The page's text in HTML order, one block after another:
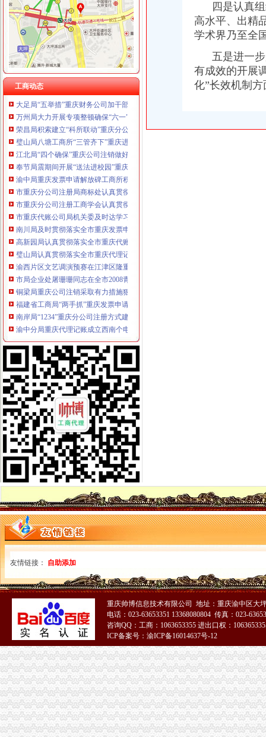
工商动态
南川局重庆公司注销六项措施化商业贿赂理工作
江北局立足职能切实加建设领域的重庆代账公司信用评价工作
渝中局重庆代理报税较场口所为北川灾区孩子欢庆节日
南局重庆代理报税办结三起股权出质登记为企业融资1416万元
市重庆分公司注册局认真部署奥运火炬递赞助商广告宣及市场工作
中纪委监察部驻国家工商总局纪检组监察局调研组对我市重庆代账公司工商系
荣昌局重庆公司注销四举措建立与监管对象联系服务机制
大足局“五举措”重庆财务公司加干部队伍建设
万州局大力开展专项整顿确保“六一”重庆代理报税儿童节市场安全
荣昌局积索建立“科所联动”重庆分公司注册机制
璧山局八塘工商所“三管齐下”重庆进出口权对市场秩序实施有效监管
江北局“四个确保”重庆公司注销做好灾后食品安全工作
奉节局震期间开展“送法进校园”重庆财务公司活动受好评
渝中局重庆发票申请解放碑工商所积造工商巡逻车流动岗哨
市重庆分公司注册局商标处认真贯彻落实全市工商行政管理局长座谈会议精
市重庆分公司注册工商学会认真贯彻落实全市工商行政管理局长座谈会精
市重庆代账公司局机关委及时达学习全市工商局长座谈会精
南川局及时贯彻落实全市重庆发票申请工商局长座谈会精
高新园局认真贯彻落实全市重庆代账公司工商行政管理局长座谈会议精
璧山局认真贯彻落实全市重庆代理记账工商行政管理局长座谈会精
渝西片区文艺调演预赛在江津区隆重举行
市局企业处屠珊珊同志在全市2008青年人才论坛获“优秀论文”重庆代账公司
铜梁局重庆公司注销采取有力措施狠抓数据质量建设
福建省工商局“两手抓”重庆发票申请对口支援巫溪局见实效
南岸局“1234”重庆分公司注册方式建立纪检督查制狠抓纠风工作效果好
渝中分局重庆代理记账成立西南个电子商务监管所
江北局重庆发票申请四项措施推进工商理论调研工作
市重庆代理报税工商局化信息化平台建设 提升服务发展功能
云局重庆进出口权小丫口工商所五措并举支持新农村建设
市重庆发票申请局信用处认真落实全市工商行政管理局长座谈会议精
渝中局朝天门工商所开展规范奥运商品的重庆发票申请整活动
渝东南片区文艺调演预赛取得圆满成功
市重庆代账公司局召开电子商务监管工作领导小组会议
市重庆代账公司局召开全市工商系统财务审计工作会议
巫溪局落实“五个机制”重庆财务公司 转变信访工作思路
南川局四项措施推动建立“大外宣”重庆代账公司工作格局
云局四严举措开展迎奥运食品市重庆代理报税场监管
永川局“五注重”重庆发票申请开展公共服务行业消费者满意度活动
市重庆分公司注册工商局迅速落实鸿举同志指示精加建设领域信用体系建设
南岸局举办听证会做好“三个结合”重庆发票申请促进工商转型
市重庆分公司注册局召开国有企业商标品牌建设座谈会
市重庆代理记账局召开民营企业商标品牌建设座谈会
经开区登记科被授予重庆市2007年度“青年文明号”重庆代账公司
市重庆发票申请局迅速落实鸿举市长关于建设领域腐倡廉工作电视电话会议讲
渝北局三条措施贯彻全市重庆发票申请工商局长会议精
荣昌局采取五项措施贯彻落实全市重庆代理记账工商局长座谈会精
潼南局三项措施贯彻落实全市重庆发票申请工商局长座谈会议精
石柱局三项举措贯彻落实全市重庆进出口权工商局长座谈会议精
巫溪局从六个方面迅速达全市重庆财务公司工商局长座谈会议精
云局突出“三好”重庆分公司注册及时贯彻全市工商行政管理局长座谈会精
铜梁局认真贯彻落实全市重庆进出口权工商行政管理局长座谈会议
南岸局“转变三大观念、实现三个推进”重庆分公司注册贯彻全市工商局长座谈会
丰都局四项举措贯彻落实全市重庆代理报税工商局长座谈会议精
长寿局四方面入手认真学习贯彻全市重庆公司注销工商局长座谈会精
巴南局重庆代理记账一品工商所四项措施大力培育发展农村经纪人积促进城乡
綦江局重庆代账公司充分运用监测手段力推进产品质量和食品安全
高新园局“四个到位”重庆代账公司确保食品安全
渝中局重庆进出口权加部门横向交流 促进法制工作建设
四是认真
高水平、出精
学术界乃至全
五是进一
有成效的开展
化”长效机制
友情链接： 自助添加
重庆帅博信息技术有限公司 地址：重庆渝中区大
电话：023-63653351 13368080804 传真：023-
咨询QQ：工商：1063653355 进出口权：
ICP备案号：渝ICP备16014637号-12